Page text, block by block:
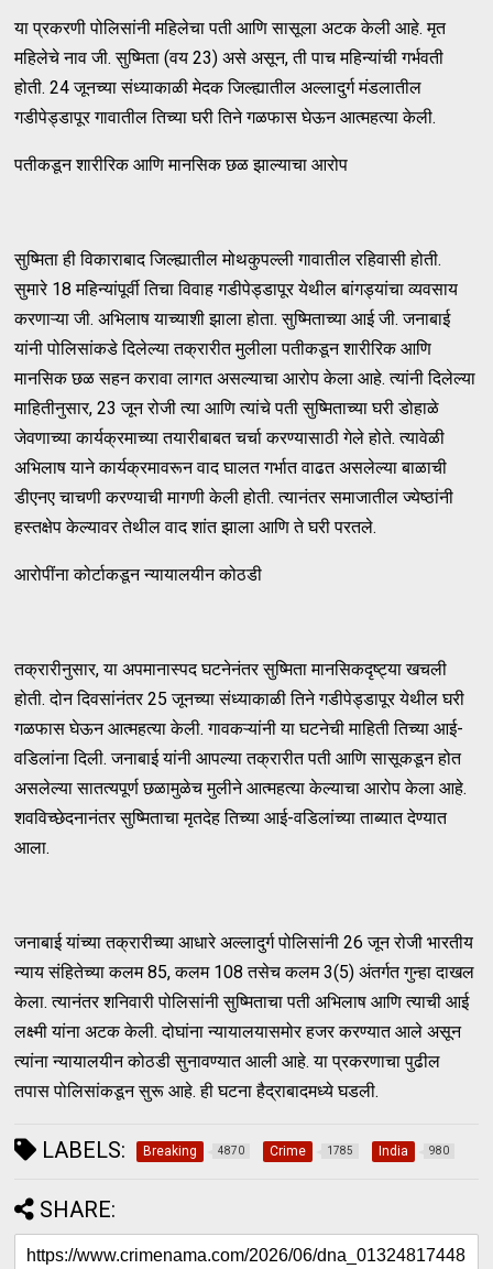
या प्रकरणी पोलिसांनी महिलेचा पती आणि सासूला अटक केली आहे. मृत
महिलेचे नाव जी. सुष्मिता (वय 23) असे असून, ती पाच महिन्यांची गर्भवती
होती. 24 जूनच्या संध्याकाळी मेदक जिल्ह्यातील अल्लादुर्ग मंडलातील
गडीपेड्डापूर गावातील तिच्या घरी तिने गळफास घेऊन आत्महत्या केली.
पतीकडून शारीरिक आणि मानसिक छळ झाल्याचा आरोप
सुष्मिता ही विकाराबाद जिल्ह्यातील मोथकुपल्ली गावातील रहिवासी होती.
सुमारे 18 महिन्यांपूर्वी तिचा विवाह गडीपेड्डापूर येथील बांगड्यांचा व्यवसाय
करणाऱ्या जी. अभिलाष याच्याशी झाला होता. सुष्मिताच्या आई जी. जनाबाई
यांनी पोलिसांकडे दिलेल्या तक्रारीत मुलीला पतीकडून शारीरिक आणि
मानसिक छळ सहन करावा लागत असल्याचा आरोप केला आहे. त्यांनी दिलेल्या
माहितीनुसार, 23 जून रोजी त्या आणि त्यांचे पती सुष्मिताच्या घरी डोहाळे
जेवणाच्या कार्यक्रमाच्या तयारीबाबत चर्चा करण्यासाठी गेले होते. त्यावेळी
अभिलाष याने कार्यक्रमावरून वाद घालत गर्भात वाढत असलेल्या बाळाची
डीएनए चाचणी करण्याची मागणी केली होती. त्यानंतर समाजातील ज्येष्ठांनी
हस्तक्षेप केल्यावर तेथील वाद शांत झाला आणि ते घरी परतले.
आरोपींना कोर्टाकडून न्यायालयीन कोठडी
तक्रारीनुसार, या अपमानास्पद घटनेनंतर सुष्मिता मानसिकदृष्ट्या खचली
होती. दोन दिवसांनंतर 25 जूनच्या संध्याकाळी तिने गडीपेड्डापूर येथील घरी
गळफास घेऊन आत्महत्या केली. गावकऱ्यांनी या घटनेची माहिती तिच्या आई-
वडिलांना दिली. जनाबाई यांनी आपल्या तक्रारीत पती आणि सासूकडून होत
असलेल्या सातत्यपूर्ण छळामुळेच मुलीने आत्महत्या केल्याचा आरोप केला आहे.
शवविच्छेदनानंतर सुष्मिताचा मृतदेह तिच्या आई-वडिलांच्या ताब्यात देण्यात
आला.
जनाबाई यांच्या तक्रारीच्या आधारे अल्लादुर्ग पोलिसांनी 26 जून रोजी भारतीय
न्याय संहितेच्या कलम 85, कलम 108 तसेच कलम 3(5) अंतर्गत गुन्हा दाखल
केला. त्यानंतर शनिवारी पोलिसांनी सुष्मिताचा पती अभिलाष आणि त्याची आई
लक्ष्मी यांना अटक केली. दोघांना न्यायालयासमोर हजर करण्यात आले असून
त्यांना न्यायालयीन कोठडी सुनावण्यात आली आहे. या प्रकरणाचा पुढील
तपास पोलिसांकडून सुरू आहे. ही घटना हैद्राबादमध्ये घडली.
LABELS: Breaking 4870 Crime 1785 India 980
SHARE: